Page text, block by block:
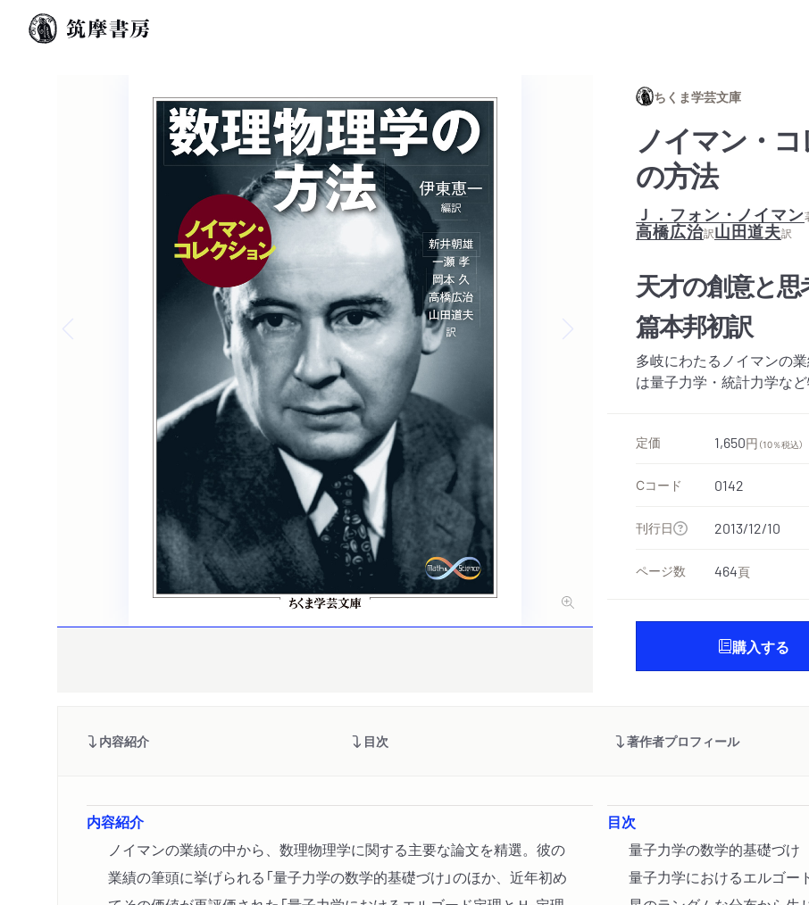
ちくま学芸文庫
ノイマン・
の方法
Ｊ．フォン・ノイマン
高橋広治訳山田道夫訳
天才の創意と
篇本邦初訳
多岐にわたるノイマンの
は量子力学・統計力学な
定価 1,650円 （10％税込）
Cコード 0142
刊行日 2013/12/10
ページ数 464頁
購入する
内容紹介 目次 著作者プロフィール
内容紹介
ノイマンの業績の中から、数理物理学に関する主要な論文を精選。彼の
業績の筆頭に挙げられる「量子力学の数学的基礎づけ」のほか、近年初め
目次
量子力学の数学的基礎づけ
量子力学におけるエルゴー